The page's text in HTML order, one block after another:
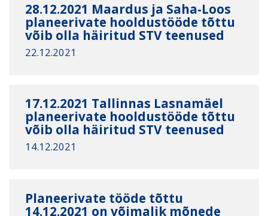
28.12.2021 Maardus ja Saha-Loos
planeerivate hooldustööde tõttu
võib olla häiritud STV teenused
22.12.2021
17.12.2021 Tallinnas Lasnamäel
planeerivate hooldustööde tõttu
võib olla häiritud STV teenused
14.12.2021
Planeerivate tööde tõttu
14.12.2021 on võimalik mõnede